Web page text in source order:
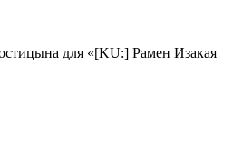
для «[KU:] Рамен Изакая